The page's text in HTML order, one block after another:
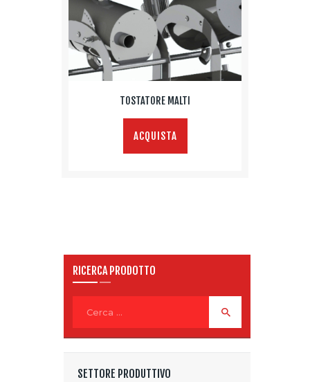
TOSTATORE MALTI
ACQUISTA
RICERCA PRODOTTO
SETTORE PRODUTTIVO